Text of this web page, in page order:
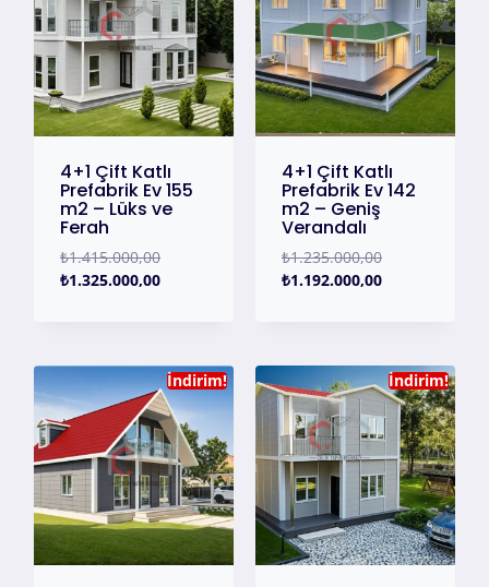
4+1 Çift Katlı
Prefabrik Ev 155
m2 – Lüks ve
Ferah
₺1.415.000,00
₺1.325.000,00
4+1 Çift Katlı
Prefabrik Ev 142
m2 – Geniş
Verandalı
₺1.235.000,00
₺1.192.000,00
İndirim! İndirim!